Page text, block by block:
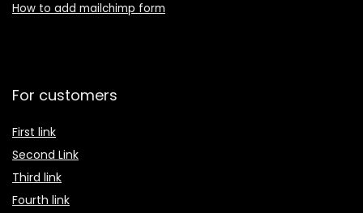
How to add mailchimp form
For customers
First link
Second Link
Third link
Fourth link